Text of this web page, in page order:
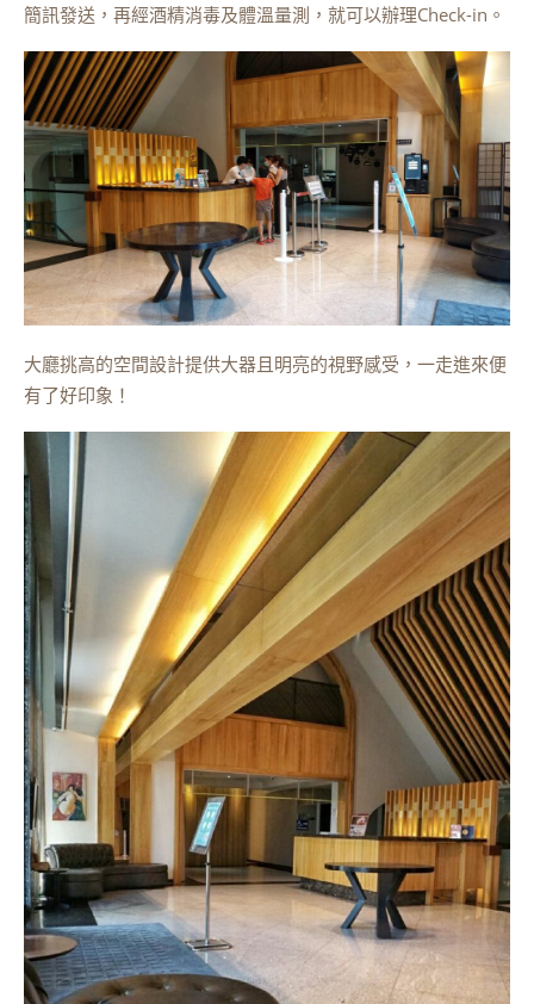
簡訊發送，再經酒精消毒及體溫量測，就可以辦理Check-in。
大廳挑高的空間設計提供大器且明亮的視野感受，一走進來便
有了好印象！